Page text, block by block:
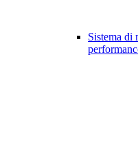
Sistema di